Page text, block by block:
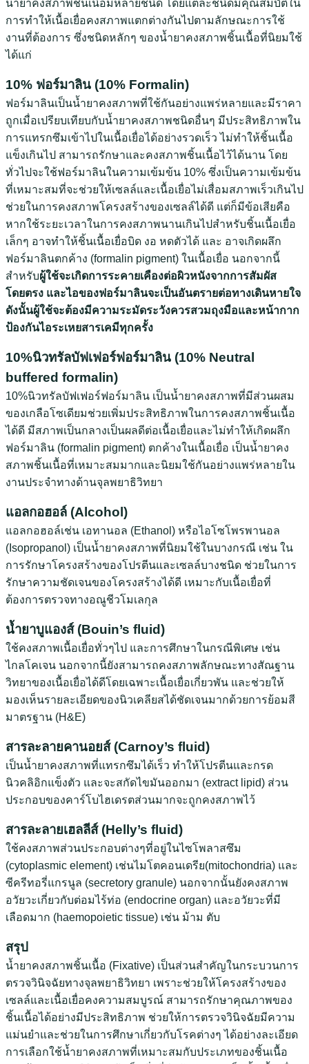
น้ำยาคงสภาพชิ้นเนื้อมีหลายชนิด โดยแต่ละชนิดมีคุณสมบัติใน
การทำให้เนื้อเยื่อคงสภาพแตกต่างกันไปตามลักษณะการใช้
งานที่ต้องการ ซึ่งชนิดหลักๆ ของน้ำยาคงสภาพชิ้นเนื้อที่นิยมใช้
ได้แก่
10% ฟอร์มาลิน (10% Formalin)
ฟอร์มาลินเป็นน้ำยาคงสภาพที่ใช้กันอย่างแพร่หลายและมีราคา
ถูกเมื่อเปรียบเทียบกับน้ำยาคงสภาพชนิดอื่นๆ มีประสิทธิภาพใน
การแทรกซึมเข้าไปในเนื้อเยื่อได้อย่างรวดเร็ว ไม่ทำให้ชิ้นเนื้อ
แข็งเกินไป สามารถรักษาและคงสภาพชิ้นเนื้อไว้ได้นาน โดย
ทั่วไปจะใช้ฟอร์มาลินในความเข้มข้น 10% ซึ่งเป็นความเข้มข้น
ที่เหมาะสมที่จะช่วยให้เซลล์และเนื้อเยื่อไม่เสื่อมสภาพเร็วเกินไป
ช่วยในการคงสภาพโครงสร้างของเซลล์ได้ดี แต่ก็มีข้อเสียคือ
หากใช้ระยะเวลาในการคงสภาพนานเกินไปสำหรับชิ้นเนื้อเยื่อ
เล็กๆ อาจทำให้ชิ้นเนื้อเยื่อบิด งอ หดตัวได้ และ อาจเกิดผลึก
ฟอร์มาลินตกค้าง (formalin pigment) ในเนื้อเยื่อ นอกจากนี้
สำหรับผู้ใช้จะเกิดการระคายเคืองต่อผิวหนังจากการสัมผัส
โดยตรง และไอของฟอร์มาลินจะเป็นอันตรายต่อทางเดินหายใจ
ดังนั้นผู้ใช้จะต้องมีความระมัดระวังควรสวมถุงมือและหน้ากาก
ป้องกันไอระเหยสารเคมีทุกครั้ง
10%นิวทรัลบัฟเฟอร์ฟอร์มาลิน (10% Neutral
buffered formalin)
10%นิวทรัลบัฟเฟอร์ฟอร์มาลิน เป็นน้ำยาคงสภาพที่มีส่วนผสม
ของเกลือโซเดียมช่วยเพิ่มประสิทธิภาพในการคงสภาพชิ้นเนื้อ
ได้ดี มีสภาพเป็นกลางเป็นผลดีต่อเนื้อเยื่อและไม่ทำให้เกิดผลึก
ฟอร์มาลิน (formalin pigment) ตกค้างในเนื้อเยื่อ เป็นน้ำยาคง
สภาพชิ้นเนื้อที่เหมาะสมมากและนิยมใช้กันอย่างแพร่หลายใน
งานประจำทางด้านจุลพยาธิวิทยา
แอลกอฮอล์ (Alcohol)
แอลกอฮอล์เช่น เอทานอล (Ethanol) หรือไอโซโพรพานอล
(Isopropanol) เป็นน้ำยาคงสภาพที่นิยมใช้ในบางกรณี เช่น ใน
การรักษาโครงสร้างของโปรตีนและเซลล์บางชนิด ช่วยในการ
รักษาความชัดเจนของโครงสร้างได้ดี เหมาะกับเนื้อเยื่อที่
ต้องการตรวจทางอณูชีวโมเลกุล
น้ำยาบูแองส์ (Bouin’s fluid)
ใช้คงสภาพเนื้อเยื่อทั่วๆไป และการศึกษาในกรณีพิเศษ เช่น
ไกลโคเจน นอกจากนี้ยังสามารถคงสภาพลักษณะทางสัณฐาน
วิทยาของเนื้อเยื่อได้ดีโดยเฉพาะเนื้อเยื่อเกี่ยวพัน และช่วยให้
มองเห็นรายละเอียดของนิวเคลียสได้ชัดเจนมากด้วยการย้อมสี
มาตรฐาน (H&E)
สารละลายคานอยส์ (Carnoy’s fluid)
เป็นน้ำยาคงสภาพที่แทรกซึมได้เร็ว ทำให้โปรตีนและกรด
นิวคลิอิกแข็งตัว และจะสกัดไขมันออกมา (extract lipid) ส่วน
ประกอบของคาร์โบไฮเดรตส่วนมากจะถูกคงสภาพไว้
สารละลายเฮลลีส์ (Helly’s fluid)
ใช้คงสภาพส่วนประกอบต่างๆที่อยู่ในไซโพลาสซึม
(cytoplasmic element) เช่นไมโตคอนเดรีย(mitochondria) และ
ซีครีทอรี่แกรนูล (secretory granule) นอกจากนั้นยังคงสภาพ
อวัยวะเกี่ยวกับต่อมไร้ท่อ (endocrine organ) และอวัยวะที่มี
เลือดมาก (haemopoietic tissue) เช่น ม้าม ตับ
สรุป
น้ำยาคงสภาพชิ้นเนื้อ (Fixative) เป็นส่วนสำคัญในกระบวนการ
ตรวจวินิจฉัยทางจุลพยาธิวิทยา เพราะช่วยให้โครงสร้างของ
เซลล์และเนื้อเยื่อคงความสมบูรณ์ สามารถรักษาคุณภาพของ
ชิ้นเนื้อได้อย่างมีประสิทธิภาพ ช่วยให้การตรวจวินิจฉัยมีความ
แม่นยำและช่วยในการศึกษาเกี่ยวกับโรคต่างๆ ได้อย่างละเอียด
การเลือกใช้น้ำยาคงสภาพที่เหมาะสมกับประเภทของชิ้นเนื้อ